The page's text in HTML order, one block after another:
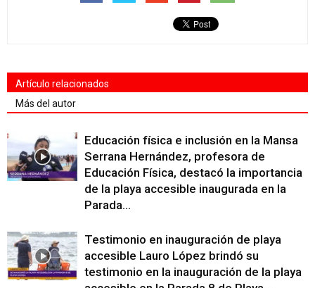
Artículo relacionados
Más del autor
Educación física e inclusión en la Mansa
Serrana Hernández, profesora de
Educación Física, destacó la importancia
de la playa accesible inaugurada en la
Parada...
Testimonio en inauguración de playa
accesible Lauro López brindó su
testimonio en la inauguración de la playa